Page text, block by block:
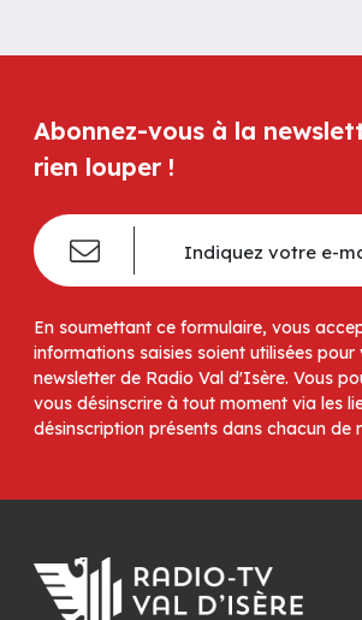
Abonnez-vous à la
rien louper !
En soumettant ce formulaire, vous
informations saisies soient utilisées
newsletter de Radio Val d'Isère. Vous
vous désinscrire à tout moment via les
désinscription présents dans chacun de